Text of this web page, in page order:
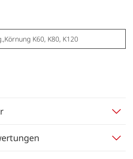
K60, K80, K120